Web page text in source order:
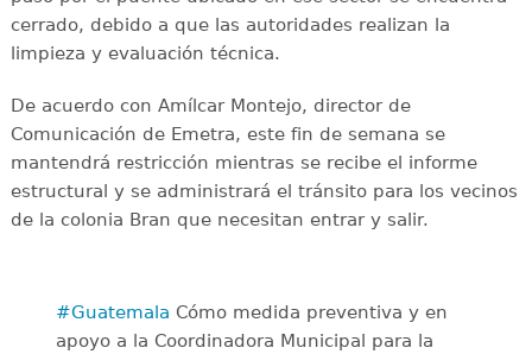
cerrado, debido a que las autoridades realizan la
limpieza y evaluación técnica.
De acuerdo con Amílcar Montejo, director de
Comunicación de Emetra, este fin de semana se
mantendrá restricción mientras se recibe el informe
estructural y se administrará el tránsito para los vecinos
de la colonia Bran que necesitan entrar y salir.
#Guatemala Cómo medida preventiva y en
apoyo a la Coordinadora Municipal para la